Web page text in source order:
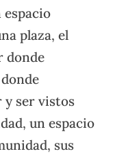
espacio
plaza, el
donde
y ser vistos
un espacio
sus